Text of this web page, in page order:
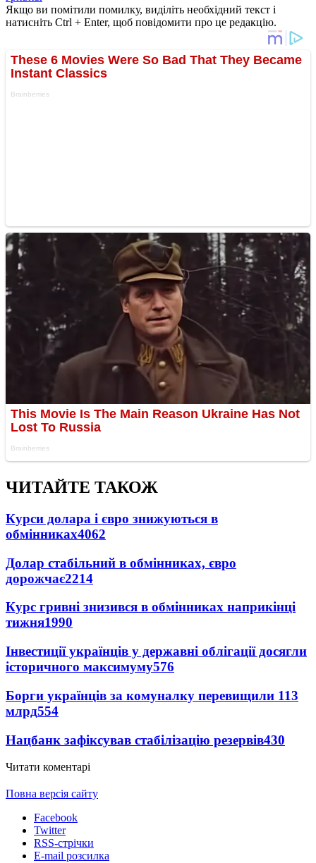
Якщо ви помітили помилку, виділіть необхідний текст і
натисніть Ctrl + Enter, щоб повідомити про це редакцію.
ЧИТАЙТЕ ТАКОЖ
Курси долара і євро знижуються в
обмінниках4062
Долар стабільний в обмінниках, євро
дорожчає2214
Курс гривні знизився в обмінниках наприкінці
тижня1990
Інвестиції українців у державні облігації досягли
історичного максимуму576
Борги українців за комуналку перевищили 113
млрд554
Нацбанк зафіксував стабілізацію резервів430
Читати коментарі
Повна версія сайту
Facebook
Twitter
RSS-стрічки
E-mail розсилка